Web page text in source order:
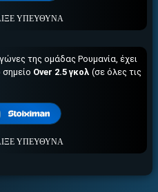
ΥΠΕΥΘΥΝΑ
της ομάδας Ρουμανία, έχει
Over 2.5 γκολ (σε όλες τις
ΥΠΕΥΘΥΝΑ